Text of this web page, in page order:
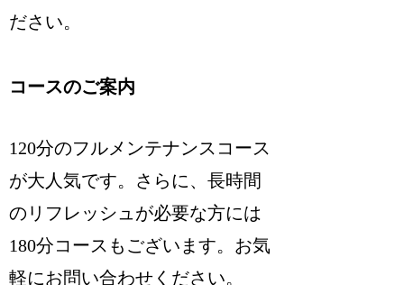
ださい。
コースのご案内
120分のフルメンテナンスコース
が大人気です。さらに、長時間
のリフレッシュが必要な方には
180分コースもございます。お気
軽にお問い合わせください。